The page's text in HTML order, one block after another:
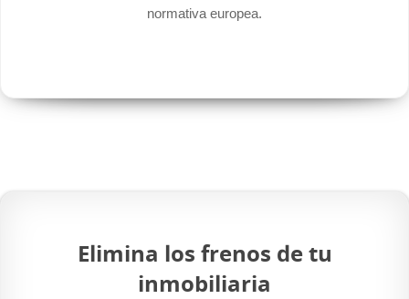
normativa europea.
Elimina los frenos de tu
inmobiliaria